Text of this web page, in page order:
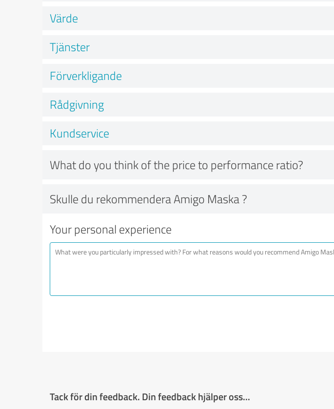
Värde
Tjänster
Förverkligande
Rådgivning
Kundservice
What do you think of the price to performance ratio?
Skulle du rekommendera Amigo Maska ?
Your personal experience
Tack för din feedback. Din feedback hjälper oss...